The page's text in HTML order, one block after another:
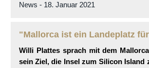
News - 18. Januar 2021
"Mallorca ist ein Landeplatz
Willi Plattes sprach mit dem
sein Ziel, die Insel zum Silicon Island